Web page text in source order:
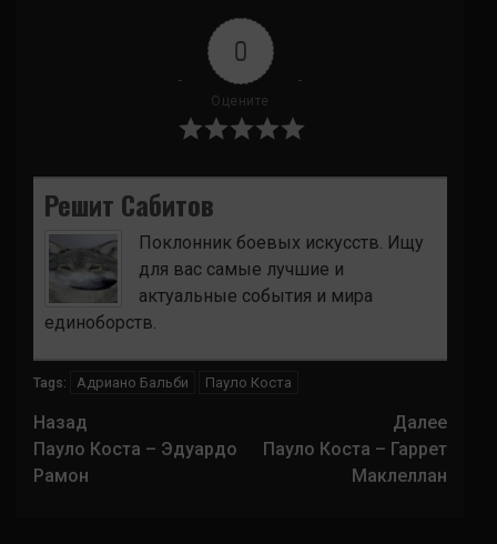
0
Оцените
Решит Сабитов
Поклонник боевых искусств. Ищу
для вас самые лучшие и
актуальные события и мира
единоборств.
Tags: Адриано Бальби Пауло Коста
Навигация
записи
Назад
Пауло Коста – Эдуардо
Рамон
Далее
Пауло Коста – Гаррет
Маклеллан